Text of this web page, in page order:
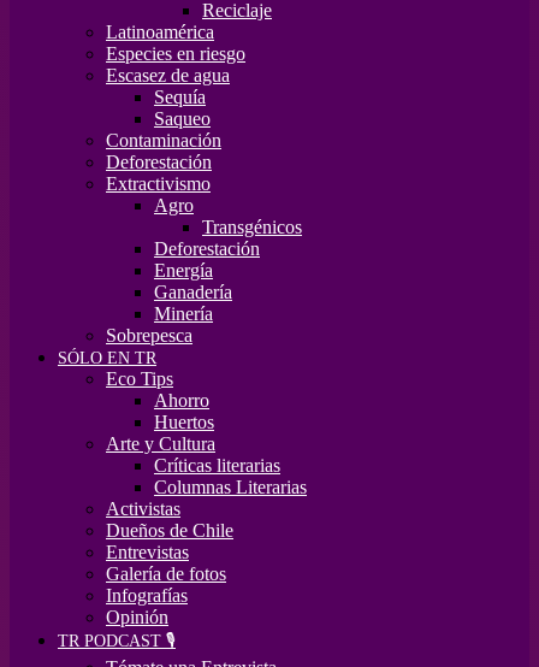
Reciclaje
Latinoamérica
Especies en riesgo
Escasez de agua
Sequía
Saqueo
Contaminación
Deforestación
Extractivismo
Agro
Transgénicos
Deforestación
Energía
Ganadería
Minería
Sobrepesca
SÓLO EN TR
Eco Tips
Ahorro
Huertos
Arte y Cultura
Críticas literarias
Columnas Literarias
Activistas
Dueños de Chile
Entrevistas
Galería de fotos
Infografías
Opinión
TR PODCAST 🎙️